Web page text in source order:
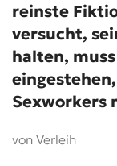
reinste
versucht,
halten,
Sexworkers
von Verleih